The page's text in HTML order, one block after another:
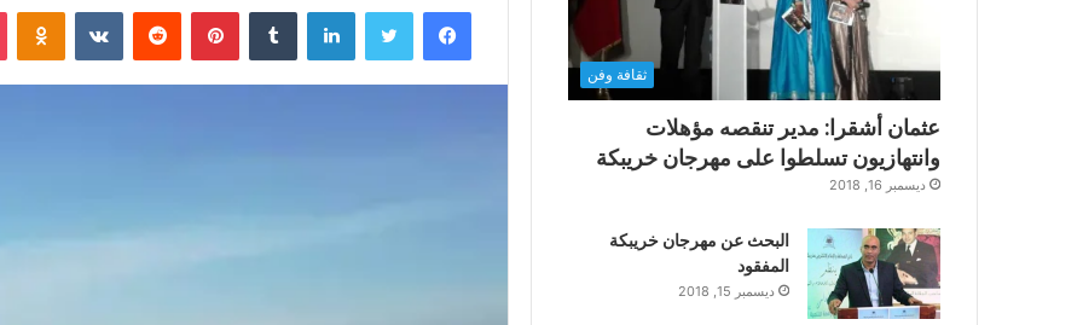
فيسبوك تويتر لينكدإن بينتيريست
ثقافة وفن
عثمان أشقرا: مدير تنقصه مؤهلات
وانتهازيون تسلطوا على مهرجان خريبكة
ديسمبر 16, 2018
البحث عن مهرجان خريبكة
المفقود
ديسمبر 15, 2018